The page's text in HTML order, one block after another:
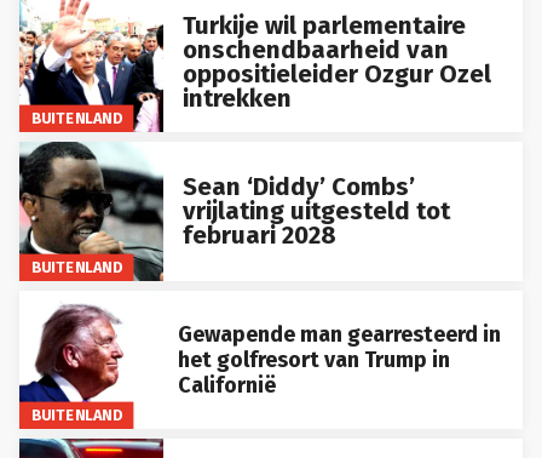
BUITENLAND
Turkije wil parlementaire
onschendbaarheid van
oppositieleider Ozgur Ozel
intrekken
BUITENLAND
Sean ‘Diddy’ Combs’
vrijlating uitgesteld tot
februari 2028
BUITENLAND
Gewapende man gearresteerd in
het golfresort van Trump in
Californië